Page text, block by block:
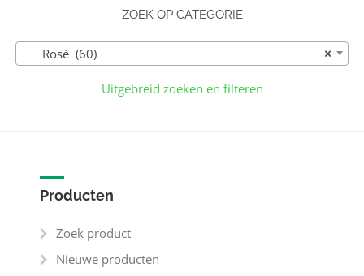
ZOEK OP CATEGORIE
×
Rosé (60)
Uitgebreid zoeken en filteren
Producten
Zoek product
Nieuwe producten